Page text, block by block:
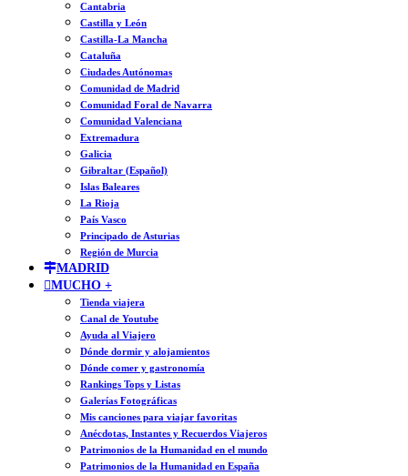
Cantabria
Castilla y León
Castilla-La Mancha
Cataluña
Ciudades Autónomas
Comunidad de Madrid
Comunidad Foral de Navarra
Comunidad Valenciana
Extremadura
Galicia
Gibraltar (Español)
Islas Baleares
La Rioja
País Vasco
Principado de Asturias
Región de Murcia
MADRID
MUCHO +
Tienda viajera
Canal de Youtube
Ayuda al Viajero
Dónde dormir y alojamientos
Dónde comer y gastronomía
Rankings Tops y Listas
Galerías Fotográficas
Mis canciones para viajar favoritas
Anécdotas, Instantes y Recuerdos Viajeros
Patrimonios de la Humanidad en el mundo
Patrimonios de la Humanidad en España